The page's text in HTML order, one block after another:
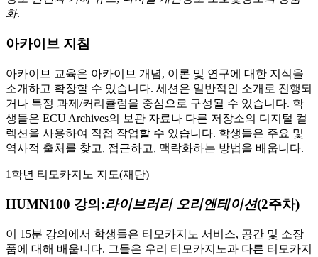
화.
아카이브 지침
아카이브 교육은 아카이브 개념, 이론 및 연구에 대한 지식을
소개하고 확장할 수 있습니다. 세션은 일반적인 소개로 진행되
거나 특정 과제/커리큘럼을 중심으로 구성될 수 있습니다. 학
생들은 ECU Archives의 보관 자료나 다른 저장소의 디지털 컬
렉션을 사용하여 직접 작업할 수 있습니다. 학생들은 주요 및
역사적 출처를 찾고, 접근하고, 맥락화하는 방법을 배웁니다.
1학년 티모카지노 지도(재단)
HUMN100 강의:라이브러리 오리엔테이션(2주차)
이 15분 강의에서 학생들은 티모카지노 서비스, 공간 및 소장
품에 대해 배웁니다. 그들은 우리 티모카지노과 다른 티모카지